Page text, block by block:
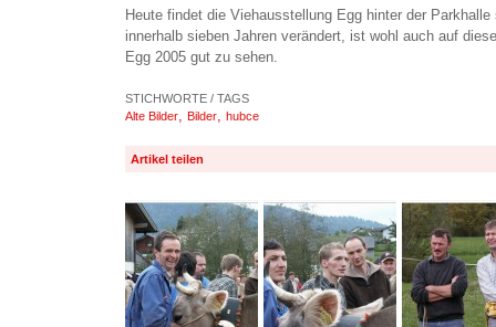
Heute findet die Viehausstellung Egg hinter der
innerhalb sieben Jahren verändert, ist wohl auch auf
Egg 2005 gut zu sehen.
STICHWORTE / TAGS
Alte Bilder, Bilder, hubce
Artikel teilen